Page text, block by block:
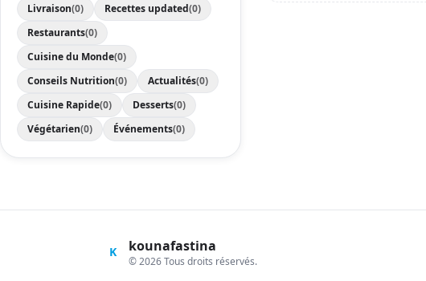
Livraison(0) Recettes updated(0)
Restaurants(0)
Cuisine du Monde(0)
Conseils Nutrition(0) Actualités(0)
Cuisine Rapide(0) Desserts(0)
Végétarien(0) Événements(0)
K kounafastina
© 2026 Tous droits réservés.